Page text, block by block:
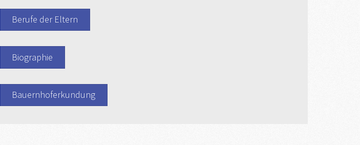
Berufe der Eltern
Biographie
Bauernhoferkundung